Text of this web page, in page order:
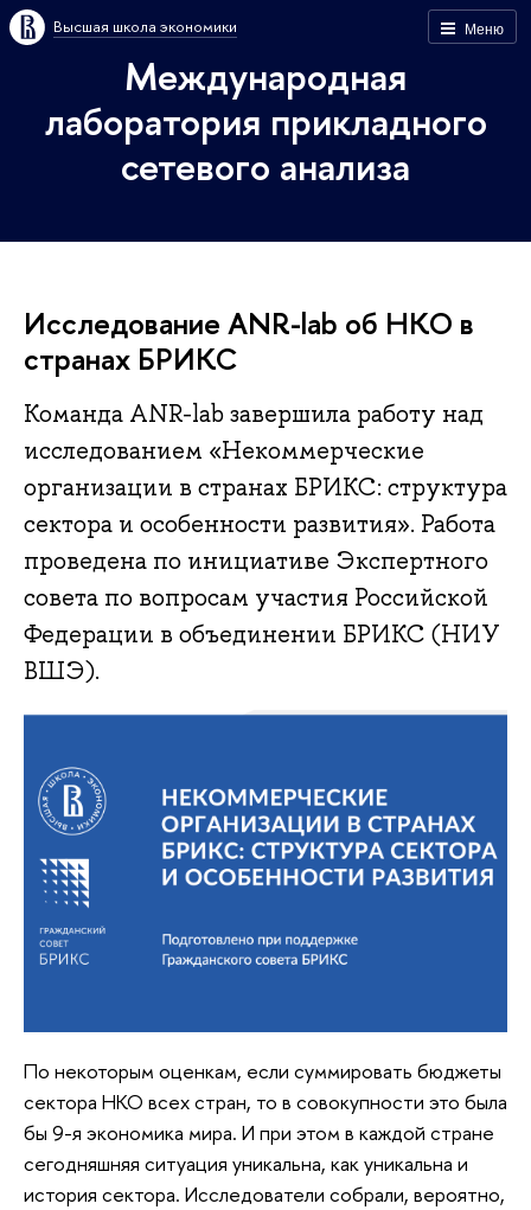
Меню
Высшая школа экономики
Международная
лаборатория прикладного
сетевого анализа
Исследование ANR-lab об НКО в
странах БРИКС
Команда ANR-lab завершила работу над
исследованием «Некоммерческие
организации в странах БРИКС: структура
сектора и особенности развития». Работа
проведена по инициативе Экспертного
совета по вопросам участия Российской
Федерации в объединении БРИКС (НИУ
ВШЭ).
По некоторым оценкам, если суммировать бюджеты
сектора НКО всех стран, то в совокупности это была
бы 9-я экономика мира. И при этом в каждой стране
сегодняшняя ситуация уникальна, как уникальна и
история сектора. Исследователи собрали, вероятно,